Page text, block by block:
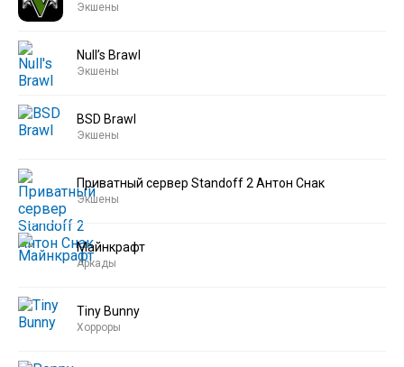
Экшены
Null’s Brawl
Экшены
BSD Brawl
Экшены
Приватный сервер Standoff 2 Антон Снак
Экшены
Майнкрафт
Аркады
Tiny Bunny
Хорроры